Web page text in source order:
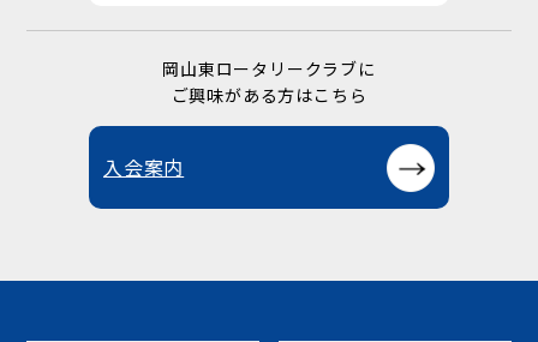
岡山東ロータリークラブに
ご興味がある方はこちら
入会案内